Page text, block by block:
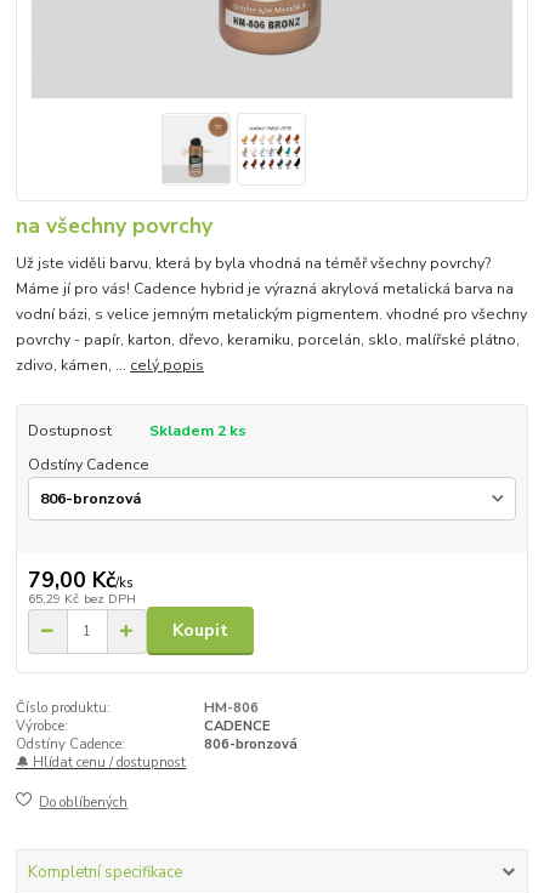
na všechny povrchy
Už jste viděli barvu, která by byla vhodná na téměř všechny povrchy?
Máme jí pro vás! Cadence hybrid je výrazná akrylová metalická barva na
vodní bázi, s velice jemným metalickým pigmentem. vhodné pro všechny
povrchy - papír, karton, dřevo, keramiku, porcelán, sklo, malířské plátno,
zdivo, kámen, ... celý popis
Dostupnost
Skladem 2 ks
Odstíny Cadence
79,00 Kč/ks
65,29 Kč bez DPH
Koupit
Číslo produktu:
HM-806
Výrobce:
CADENCE
Odstíny Cadence:
806-bronzová
🔔 Hlídat cenu / dostupnost
Do oblíbených
Kompletní specifikace